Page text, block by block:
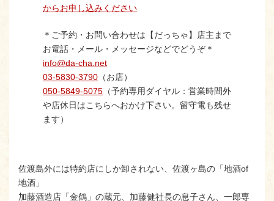
からお申し込みください
＊ご予約・お問い合わせは【だっちゃ】店主まで
お電話・メール・メッセージなどでどうぞ＊
info@da-cha.net
03-5830-3790 （お店）
050-5849-5075 （予約専用ダイヤル：営業時間外
や店休日はこちらへおかけ下さい。留守電も残せ
ます）
佐渡島外には特約店にしか卸されない、佐渡ヶ島の「地酒of
地酒」
加藤酒造店「金鶴」の蔵元、加藤健社長の息子さん、一郎専